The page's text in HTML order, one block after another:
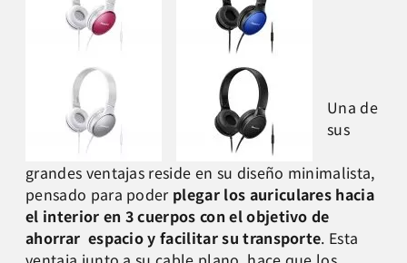
Una de
sus
grandes ventajas reside en su diseño minimalista,
pensado para poder plegar los auriculares hacia
el interior en 3 cuerpos con el objetivo de
ahorrar espacio y facilitar su transporte. Esta